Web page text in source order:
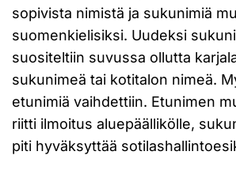
sopivista nimistä ja sukunimiä
suomenkielisiksi. Uudeksi
suositeltiin suvussa ollutta
sukunimeä tai kotitalon nimeä.
etunimiä vaihdettiin. Etunimen
riitti ilmoitus aluepäällikölle,
piti hyväksyttää